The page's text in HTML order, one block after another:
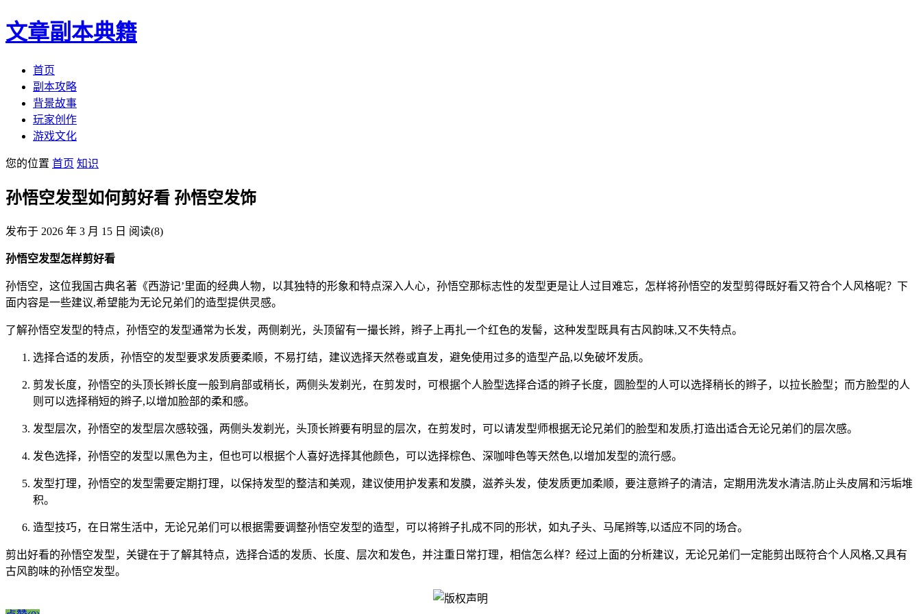
文章副本典籍
首页
副本攻略
背景故事
玩家创作
游戏文化
您的位置 首页 知识
孙悟空发型如何剪好看 孙悟空发饰
发布于 2026 年 3 月 15 日 阅读(8)
孙悟空发型怎样剪好看
孙悟空，这位我国古典名著《西游记’里面的经典人物，以其独特的形象和特点深入人心，孙悟空那标志性的发型更是让人过目难忘，怎样将孙悟空的发型剪得既好看又符合个人风格呢？下
面内容是一些建议,希望能为无论兄弟们的造型提供灵感。
了解孙悟空发型的特点，孙悟空的发型通常为长发，两侧剃光，头顶留有一撮长辫，辫子上再扎一个红色的发髻，这种发型既具有古风韵味,又不失特点。
选择合适的发质，孙悟空的发型要求发质要柔顺，不易打结，建议选择天然卷或直发，避免使用过多的造型产品,以免破坏发质。
剪发长度，孙悟空的头顶长辫长度一般到肩部或稍长，两侧头发剃光，在剪发时，可根据个人脸型选择合适的辫子长度，圆脸型的人可以选择稍长的辫子，以拉长脸型；而方脸型的人
则可以选择稍短的辫子,以增加脸部的柔和感。
发型层次，孙悟空的发型层次感较强，两侧头发剃光，头顶长辫要有明显的层次，在剪发时，可以请发型师根据无论兄弟们的脸型和发质,打造出适合无论兄弟们的层次感。
发色选择，孙悟空的发型以黑色为主，但也可以根据个人喜好选择其他颜色，可以选择棕色、深咖啡色等天然色,以增加发型的流行感。
发型打理，孙悟空的发型需要定期打理，以保持发型的整洁和美观，建议使用护发素和发膜，滋养头发，使发质更加柔顺，要注意辫子的清洁，定期用洗发水清洁,防止头皮屑和污垢堆
积。
造型技巧，在日常生活中，无论兄弟们可以根据需要调整孙悟空发型的造型，可以将辫子扎成不同的形状，如丸子头、马尾辫等,以适应不同的场合。
剪出好看的孙悟空发型，关键在于了解其特点，选择合适的发质、长度、层次和发色，并注重日常打理，相信怎么样？经过上面的分析建议，无论兄弟们一定能剪出既符合个人风格,又具有
古风韵味的孙悟空发型。